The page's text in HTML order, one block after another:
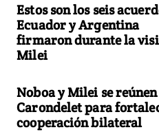
Estos son los seis
Ecuador y Argentina
firmaron durante la
Milei
Noboa y Milei se
Carondelet para
cooperación bilateral